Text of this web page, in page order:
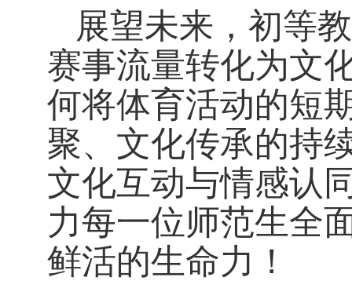
展望未来，初等
赛事流量转化为文
何将体育活动的短
聚、文化传承的持
文化互动与情感认
力每一位师范生全
鲜活的生命力！